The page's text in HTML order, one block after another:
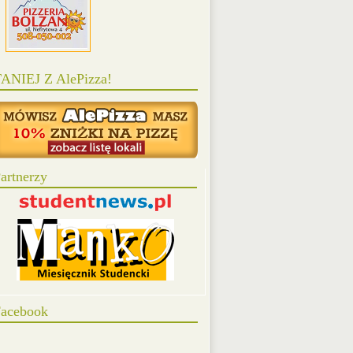
Z AlePizza!